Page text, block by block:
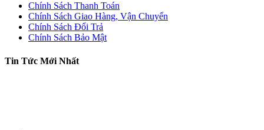
Chính Sách Thanh Toán
Chính Sách Giao Hàng, Vận Chuyển
Chính Sách Đổi Trả
Chính Sách Bảo Mật
Tin Tức Mới Nhất